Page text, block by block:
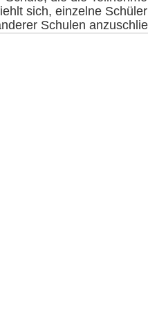
sich, einzelne
Schulen